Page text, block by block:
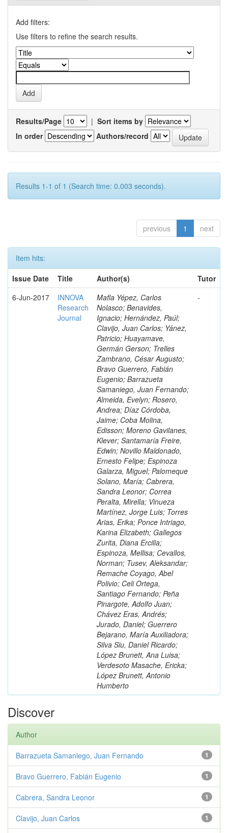
Add filters:
Use filters to refine the search results.
Results/Page | Sort items by
In order
Authors/record
Results 1-1 of 1 (Search time: 0.003 seconds).
previous 1 next
Item hits:
Issue Date
Title Author(s)
Tutor
6-Jun-2017
INNOVA
Research
Journal
Mafla Yépez, Carlos
Nolasco; Benavides,
Ignacio; Hernández, Paúl;
Clavijo, Juan Carlos; Yánez,
Patricio; Huayamave,
Germán Gerson; Trelles
Zambrano, César Augusto;
Bravo Guerrero, Fabián
Eugenio; Barrazueta
Samaniego, Juan Fernando;
Almeida, Evelyn; Rosero,
Andrea; Díaz Córdoba,
Jaime; Coba Molina,
Edisson; Moreno Gavilanes,
Klever; Santamaría Freire,
Edwin; Novillo Maldonado,
Ernesto Felipe; Espinoza
Galarza, Miguel; Palomeque
Solano, María; Cabrera,
Sandra Leonor; Correa
Peralta, Mirella; Vinueza
Martínez, Jorge Luis; Torres
Arias, Erika; Ponce Intriago,
Karina Elizabeth; Gallegos
Zurita, Diana Ercilia;
Espinoza, Mellisa; Cevallos,
Norman; Tusev, Aleksandar;
Remache Coyago, Abel
Polivio; Celi Ortega,
Santiago Fernando; Peña
Pinargote, Adolfo Juan;
Chávez Eras, Andrés;
Jurado, Daniel; Guerrero
Bejarano, María Auxiliadora;
Silva Siu, Daniel Ricardo;
López Brunett, Ana Luisa;
Verdesoto Masache, Ericka;
López Brunett, Antonio
Humberto
-
Discover
Author
1
Barrazueta Samaniego, Juan Fernando
1
Bravo Guerrero, Fabián Eugenio
1
Cabrera, Sandra Leonor
1
Clavijo, Juan Carlos